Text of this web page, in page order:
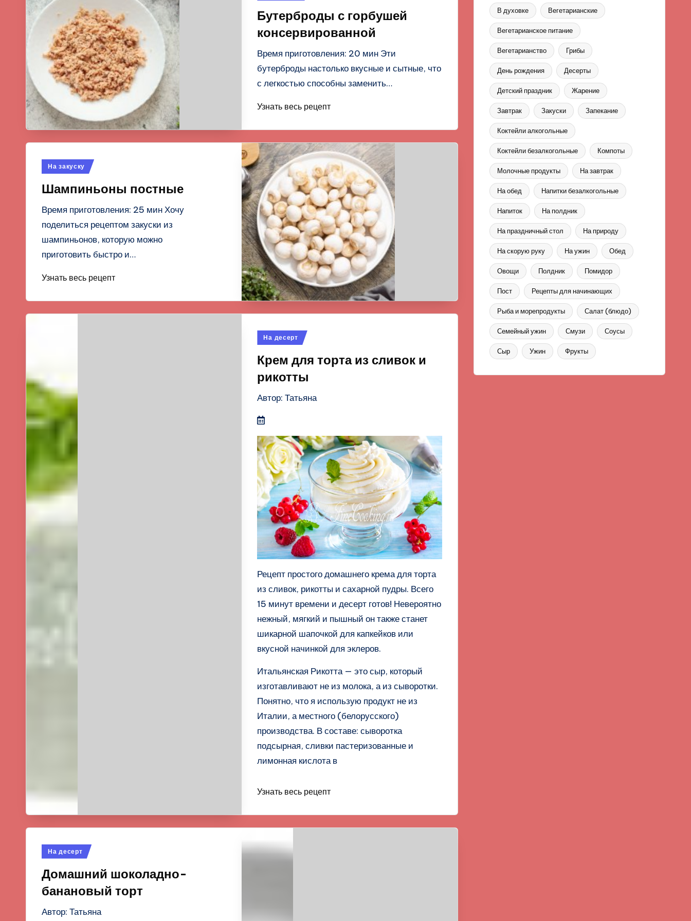
Бутерброды с горбушей
консервированной
Время приготовления: 20 мин Эти
бутерброды настолько вкусные и сытные, что
с легкостью способны заменить…
Узнать весь рецепт
Опубликовано
На закуску
Шампиньоны постные
Время приготовления: 25 мин Хочу
поделиться рецептом закуски из
шампиньонов, которую можно
приготовить быстро и…
Узнать весь рецепт
Опубликовано
На десерт
Крем для торта из сливок и
рикотты
Автор: Татьяна
Рецепт простого домашнего крема для торта
из сливок, рикотты и сахарной пудры. Всего
15 минут времени и десерт готов! Невероятно
нежный, мягкий и пышный он также станет
шикарной шапочкой для капкейков или
вкусной начинкой для эклеров.
Итальянская Рикотта — это сыр, который
изготавливают не из молока, а из сыворотки.
Понятно, что я использую продукт не из
Италии, а местного (белорусского)
производства. В составе: сыворотка
подсырная, сливки пастеризованные и
лимонная кислота в
Узнать весь рецепт
Опубликовано
На десерт
Домашний шоколадно-
банановый торт
Автор: Татьяна
В духовке Вегетарианские
Вегетарианское питание
Вегетарианство Грибы
День рождения Десерты
Детский праздник Жарение
Завтрак Закуски Запекание
Коктейли алкогольные
Коктейли безалкогольные Компоты
Молочные продукты На завтрак
На обед Напитки безалкогольные
Напиток На полдник
На праздничный стол На природу
На скорую руку На ужин Обед
Овощи Полдник Помидор
Пост Рецепты для начинающих
Рыба и морепродукты Салат (блюдо)
Семейный ужин Смузи Соусы
Сыр Ужин Фрукты